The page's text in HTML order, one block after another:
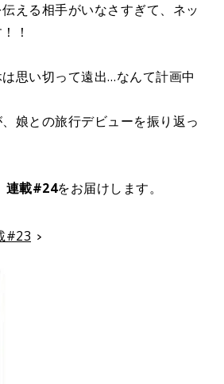
える相手がいなさすぎて、ネッ
！
思い切って遠出…なんて計画中
娘との旅行デビューを振り返っ
連載#24をお届けします。
#23